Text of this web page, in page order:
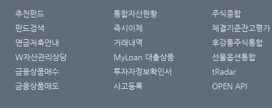
추천펀드
펀드검색
연금저축안내
W자산관리상담
금융상품매수
금융상품매도
통합자산현황
즉시이체
거래내역
MyLoan 대출상품
투자자정보확인서
사고등록
주식종합
체결기준잔고평가
후강퉁주식통합
선물옵션통합
tRadar
OPEN API